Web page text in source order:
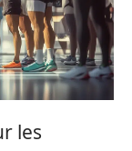
les